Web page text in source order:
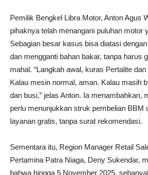
Pemilik Bengkel Libra Motor, Anton Agus
pihaknya telah menangani puluhan motor
Sebagian besar kasus bisa diatasi
dan mengganti bahan bakar, tanpa harus
mahal. “Langkah awal, kuras Pertalite
Kalau mesin normal, aman. Kalau masih
dan busi,” jelas Anton. Ia menambahkan,
perlu menunjukkan struk pembelian BBM
layanan gratis, tanpa surat rekomendasi.
Sementara itu, Region Manager Retail
Pertamina Patra Niaga, Deny Sukendar,
bahwa hingga 5 November 2025,